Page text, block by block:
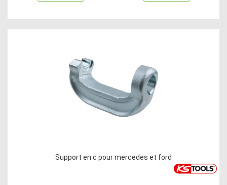
Support en c pour mercedes et ford